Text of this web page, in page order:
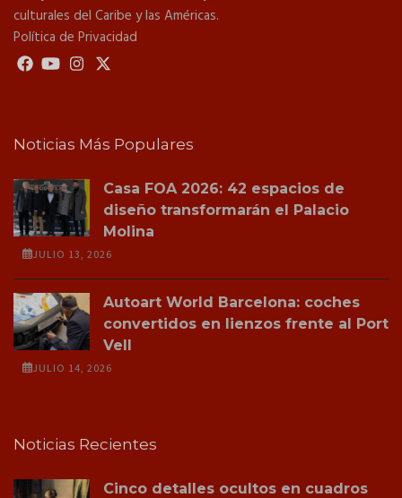
culturales del Caribe y las Américas.
Política de Privacidad
Noticias Más Populares
Casa FOA 2026: 42 espacios de
diseño transformarán el Palacio
Molina
JULIO 13, 2026
Autoart World Barcelona: coches
convertidos en lienzos frente al Port
Vell
JULIO 14, 2026
Noticias Recientes
Cinco detalles ocultos en cuadros